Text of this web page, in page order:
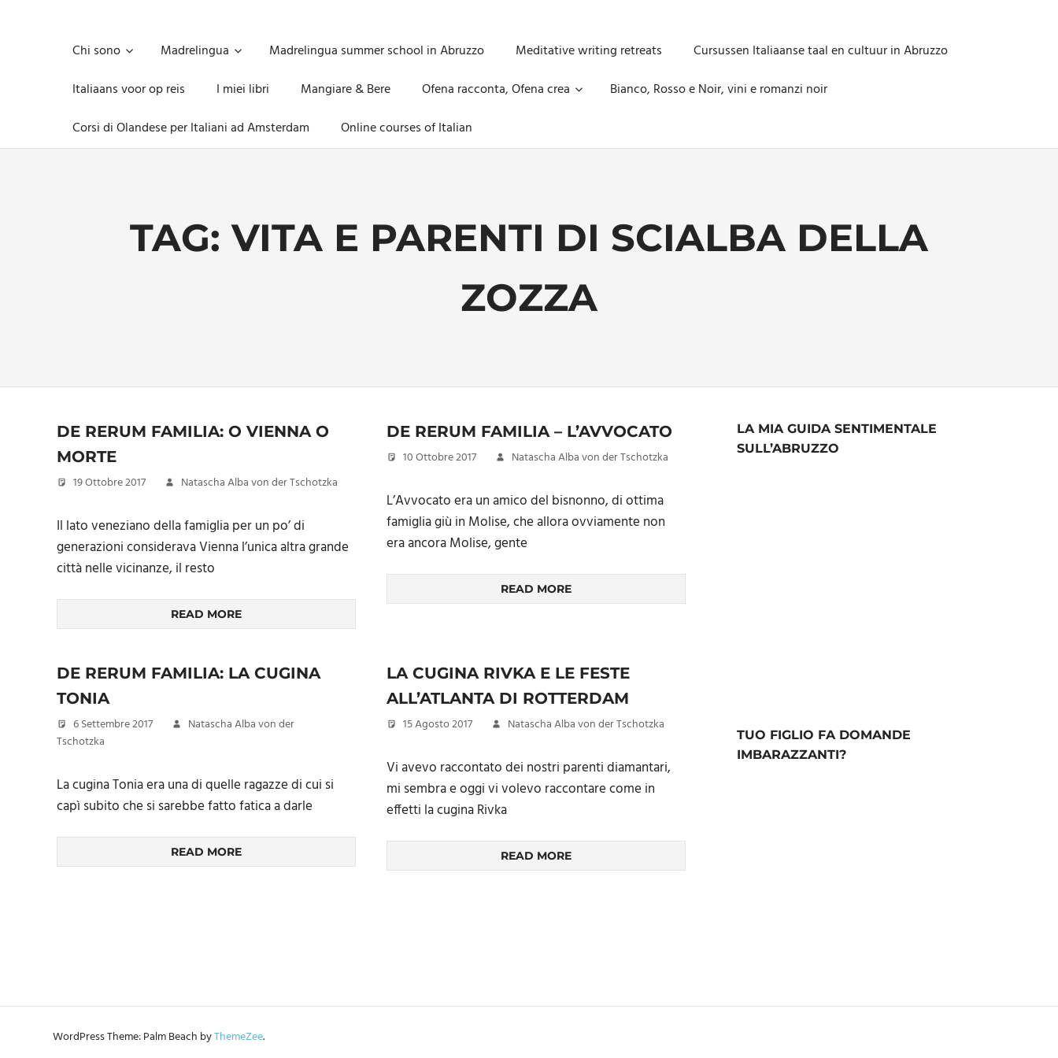
imprescindibile,
inevitabile
Mammamsterdam
oggi
anche
Chi sono Madrelingua Madrelingua summer school in Abruzzo Meditative writing retreats
Cursussen Italiaanse taal en cultuur in Abruzzo
Italiaans voor op reis
I miei libri Mangiare & Bere Ofena racconta, Ofena crea
Bianco, Rosso e Noir, vini e romanzi noir
Corsi di Olandese per Italiani ad Amsterdam
Online courses of Italian
TAG:VITA E PARENTI DI SCIALBA DELLA
ZOZZA
DE RERUM FAMILIA: O VIENNA O
MORTE
19 Ottobre 2017 Natascha Alba von der Tschotzka
Il lato veneziano della famiglia per un po’ di
generazioni considerava Vienna l’unica altra grande
città nelle vicinanze, il resto
READ MORE
DE RERUM FAMILIA – L’AVVOCATO
10 Ottobre 2017 Natascha Alba von der Tschotzka
L’Avvocato era un amico del bisnonno, di ottima
famiglia giù in Molise, che allora ovviamente non
era ancora Molise, gente
READ MORE
DE RERUM FAMILIA: LA CUGINA
TONIA
6 Settembre 2017
Natascha Alba von der
Tschotzka
La cugina Tonia era una di quelle ragazze di cui si
capì subito che si sarebbe fatto fatica a darle
READ MORE
LA CUGINA RIVKA E LE FESTE
ALL’ATLANTA DI ROTTERDAM
15 Agosto 2017 Natascha Alba von der Tschotzka
Vi avevo raccontato dei nostri parenti diamantari,
mi sembra e oggi vi volevo raccontare come in
effetti la cugina Rivka
READ MORE
LA MIA GUIDA SENTIMENTALE
SULL’ABRUZZO
TUO FIGLIO FA DOMANDE
IMBARAZZANTI?
WordPress Theme: Palm Beach byThemeZee.